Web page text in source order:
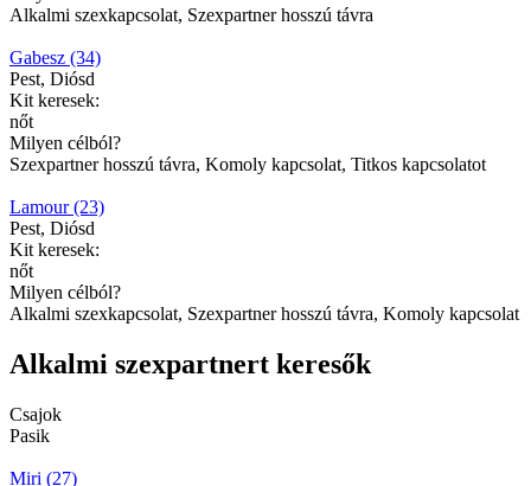
Alkalmi szexkapcsolat, Szexpartner hosszú távra
Gabesz (34)
Pest, Diósd
Kit keresek:
nőt
Milyen célból?
Szexpartner hosszú távra, Komoly kapcsolat, Titkos kapcsolatot
Lamour (23)
Pest, Diósd
Kit keresek:
nőt
Milyen célból?
Alkalmi szexkapcsolat, Szexpartner hosszú távra, Komoly kapcsolat
Alkalmi szexpartnert keresők
Csajok
Pasik
Miri (27)